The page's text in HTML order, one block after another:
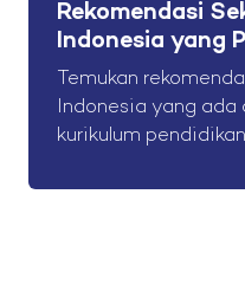
Rekomendasi
Indonesia yang
Temukan
Indonesia yang ada
kurikulum pendidikan